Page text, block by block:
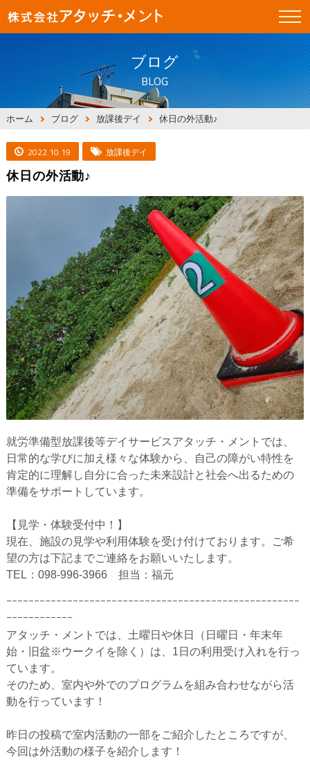
ブログ
BLOG
ホーム ブログ 放課後デイ 休日の外活動♪
2022.10.19 放課後デイ
休日の外活動♪
就労準備型放課後等デイサービスアタッチ・メントでは、
日常的な学びに加え様々な体験から、自己の障がい特性を
肯定的に理解し自分に合った未来設計と社会へ出るための
準備をサポートしています。
【見学・体験受付中！】
現在、施設の見学や利用体験を受け付けております。ご希
望の方は下記までご連絡をお願いいたします。
TEL：098-996-3966 担当：福元
ｰｰｰｰｰｰｰｰｰｰｰｰｰｰｰｰｰｰｰｰｰｰｰｰｰｰｰｰｰｰｰｰｰｰｰｰｰｰｰｰｰｰｰｰｰｰｰｰｰｰｰｰｰ
ｰｰｰｰｰｰｰｰｰｰｰｰ
アタッチ・メントでは、土曜日や休日（日曜日・年末年
始・旧盆※ウークイを除く）は、1日の利用受け入れを行っ
ています。
そのため、室内や外でのプログラムを組み合わせながら活
動を行っています！
昨日の投稿で室内活動の一部をご紹介したところですが、
今回は外活動の様子を紹介します！